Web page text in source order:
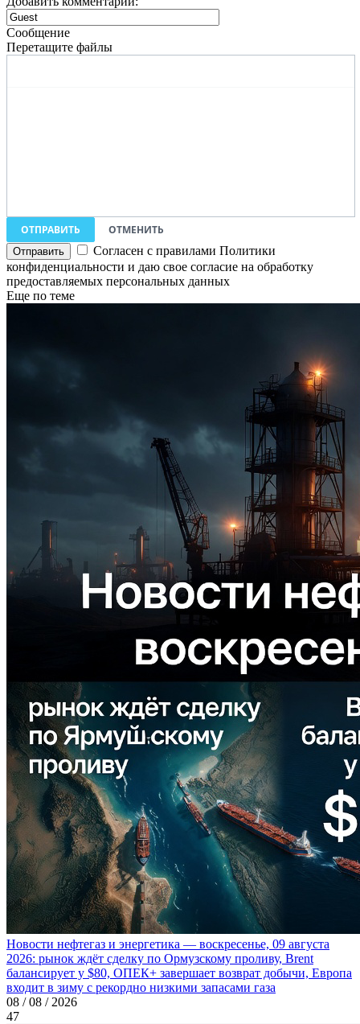
Сообщение
Перетащите файлы
ОТПРАВИТЬ
ОТМЕНИТЬ
Согласен с правилами Политики
конфиденциальности и даю свое согласие на обработку
предоставляемых персональных данных
Еще по теме
Новости нефтегаз и энергетика — воскресенье, 09 августа
2026: рынок ждёт сделку по Ормузскому проливу, Brent
балансирует у $80, ОПЕК+ завершает возврат добычи, Европа
входит в зиму с рекордно низкими запасами газа
08 / 08 / 2026
47